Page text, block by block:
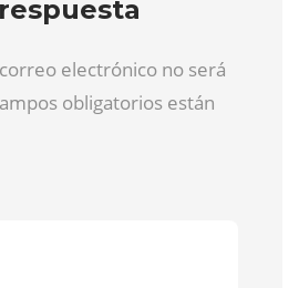
electrónico no será
obligatorios están